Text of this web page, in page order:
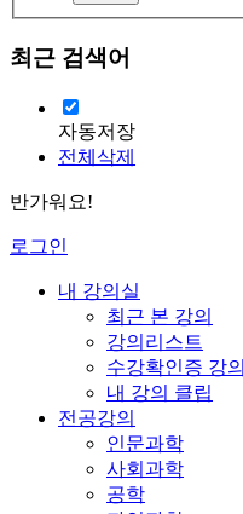
최근 검색어
자동저장
전체삭제
반가워요!
로그인
내 강의실
최근 본 강의
강의리스트
수강확인증 강의
내 강의 클립
전공강의
인문과학
사회과학
공학